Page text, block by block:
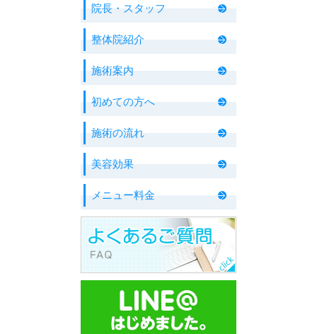
院長・スタッフ
整体院紹介
施術案内
初めての方へ
施術の流れ
美容効果
メニュー料金